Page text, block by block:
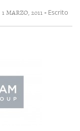
1 MARZO, 2011 - Escrito